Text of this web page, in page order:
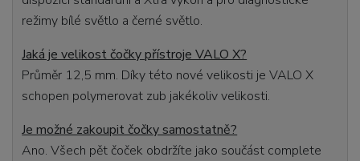
režimy bílé světlo a černé světlo.
Jaká je velikost čočky přístroje VALO X?
Průměr 12,5 mm. Díky této nové velikosti je VALO X
schopen polymerovat zub jakékoliv velikosti.
Je možné zakoupit čočky samostatně?
Ano. Všech pět čoček obdržíte jako součást complete